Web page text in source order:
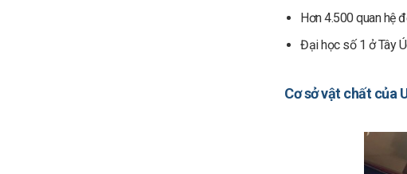
Hơn 4.500 quan hệ
Đại học số 1 ở Tây
Cơ sở vật chất của